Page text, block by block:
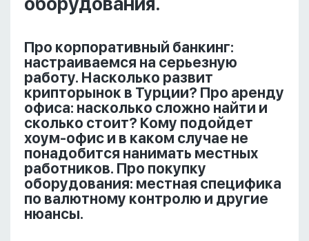
Про корпоративный банкинг:
настраиваемся на серьезную
работу. Насколько развит
крипторынок в Турции? Про аренду
офиса: насколько сложно найти и
сколько стоит? Кому подойдет
хоум-офис и в каком случае не
понадобится нанимать местных
работников. Про покупку
оборудования: местная специфика
по валютному контролю и другие
нюансы.